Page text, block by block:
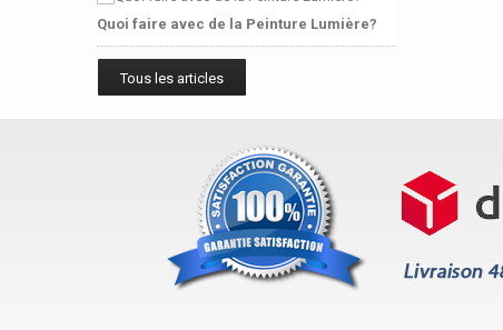
Quoi faire avec de la Peinture Lumière?
Tous les articles